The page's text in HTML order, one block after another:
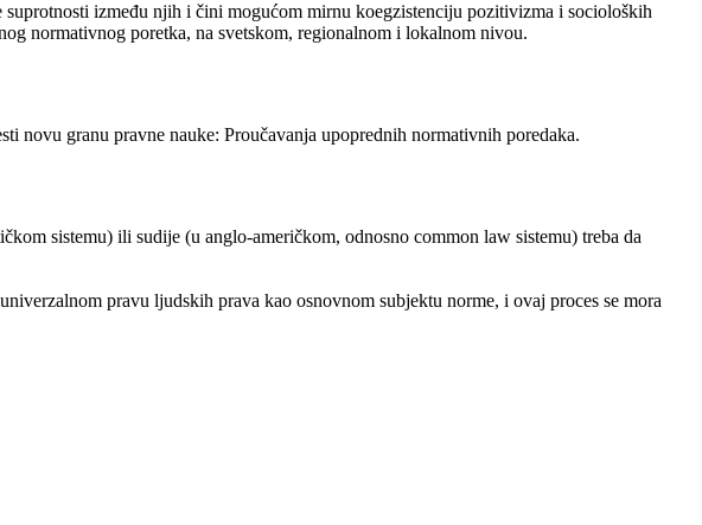
između njih i čini mogućom mirnu koegzistenciju pozitivizma i socioloških
normativnog poretka, na svetskom, regionalnom i lokalnom nivou.
novu granu pravne nauke: Proučavanja upoprednih normativnih poredaka.
sistemu) ili sudije (u anglo-američkom, odnosno common law sistemu) treba da
pravu ljudskih prava kao osnovnom subjektu norme, i ovaj proces se mora